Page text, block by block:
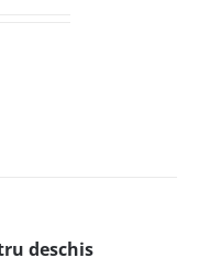
deschis